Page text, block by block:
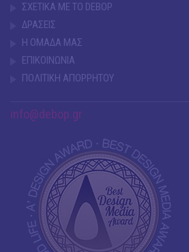
ΣΧΕΤΙΚΑ ΜΕ ΤΟ DEBOP
ΔΡΑΣΕΙΣ
Η ΟΜΑΔΑ ΜΑΣ
ΕΠΙΚΟΙΝΩΝΙΑ
ΠΟΛΙΤΙΚΗ ΑΠΟΡΡΗΤΟΥ
info@debop.gr